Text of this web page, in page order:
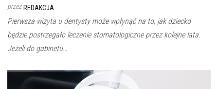
przez REDAKCJA
Pierwsza wizyta u dentysty może wpłynąć na to, jak dziecko
będzie postrzegało leczenie stomatologiczne przez kolejne lata.
Jeżeli do gabinetu…